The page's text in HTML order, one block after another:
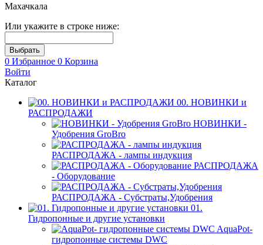
Махачкала
Или укажите в строке ниже:
0 Избранное 0 Корзина
Войти
Каталог
00. НОВИНКИ и
РАСПРОДАЖИ
НОВИНКИ -
Удобрения GroBro
РАСПРОДАЖА - лампы индукция
РАСПРОДАЖА
- Оборудование
РАСПРОДАЖА - Субстраты,Удобрения
01.
Гидропонные и другие установки
AquaPot-
гидропонные системы DWC